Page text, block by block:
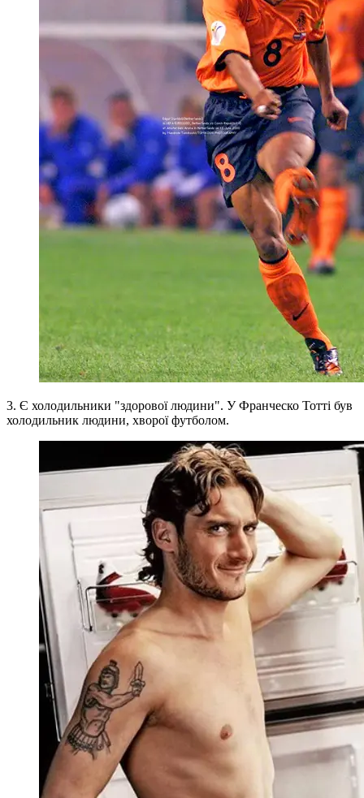
3. Є холодильники "здорової людини". У Франческо Тотті був
холодильник людини, хворої футболом.